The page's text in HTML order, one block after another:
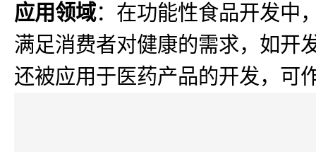
应用领域：在功能性食品开发中
满足消费者对健康的需求，如开
还被应用于医药产品的开发，可